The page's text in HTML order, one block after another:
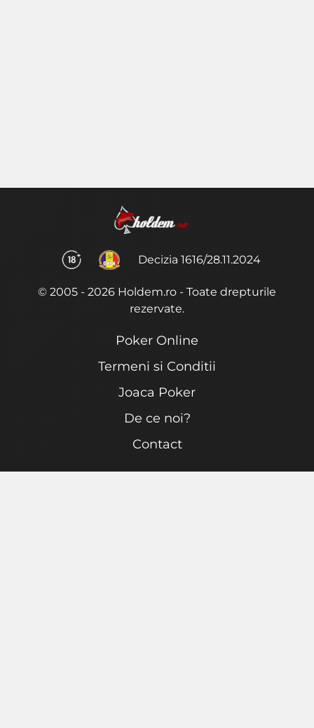
Decizia 1616/28.11.2024
© 2005 - 2026 Holdem.ro - Toate drepturile
rezervate.
Poker Online
Termeni si Conditii
Joaca Poker
De ce noi?
Contact